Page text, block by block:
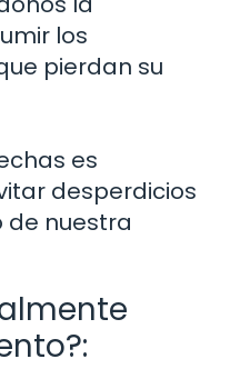
los
pierdan su
es
desperdicios
de nuestra